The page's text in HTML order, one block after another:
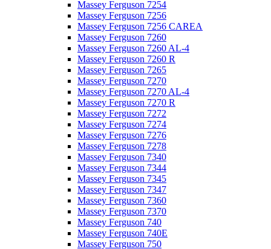
Massey Ferguson 7254
Massey Ferguson 7256
Massey Ferguson 7256 CAREA
Massey Ferguson 7260
Massey Ferguson 7260 AL-4
Massey Ferguson 7260 R
Massey Ferguson 7265
Massey Ferguson 7270
Massey Ferguson 7270 AL-4
Massey Ferguson 7270 R
Massey Ferguson 7272
Massey Ferguson 7274
Massey Ferguson 7276
Massey Ferguson 7278
Massey Ferguson 7340
Massey Ferguson 7344
Massey Ferguson 7345
Massey Ferguson 7347
Massey Ferguson 7360
Massey Ferguson 7370
Massey Ferguson 740
Massey Ferguson 740E
Massey Ferguson 750